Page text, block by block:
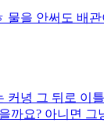
물을 안써도 배관
커녕 그 뒤로 이
까요? 아니면 그